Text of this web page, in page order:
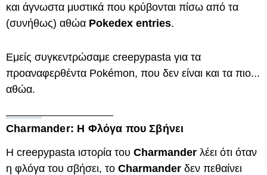
και άγνωστα μυστικά που κρύβονται πίσω από τα
(συνήθως) αθώα Pokedex entries.
Εμείς συγκεντρώσαμε creepypasta για τα
προαναφερθέντα Pokémon, που δεν είναι και τα πιο...
αθώα.
Charmander: Η Φλόγα που Σβήνει
Η creepypasta ιστορία του Charmander λέει ότι όταν
η φλόγα του σβήσει, το Charmander δεν πεθαίνει